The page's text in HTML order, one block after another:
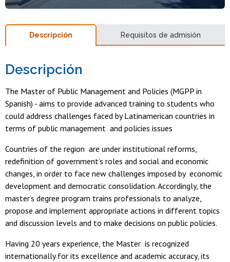
Descripción Requisitos de admisión
Descripción
The Master of Public Management and Policies (MGPP in
Spanish) - aims to provide advanced training to students who
could address challenges faced by Latinamerican countries in
terms of public management and policies issues
Countries of the region are under institutional reforms,
redefinition of government’s roles and social and economic
changes, in order to face new challenges imposed by economic
development and democratic consolidation. Accordingly, the
master’s degree program trains professionals to analyze,
propose and implement appropriate actions in different topics
and discussion levels and to make decisions on public policies.
Having 20 years experience, the Master is recognized
internationally for its excellence and academic accuracy, its